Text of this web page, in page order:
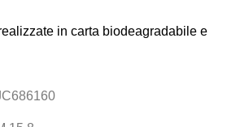
in carta biodeagradabile e